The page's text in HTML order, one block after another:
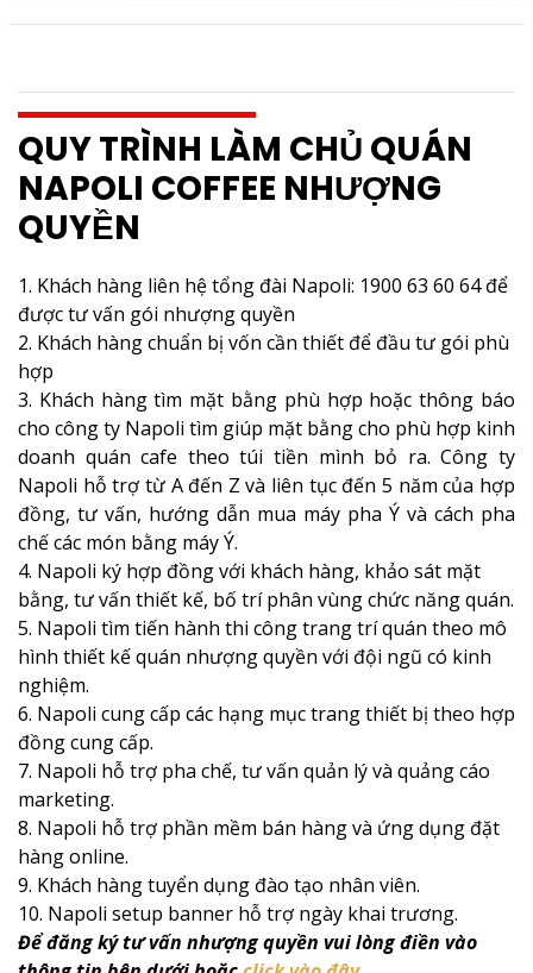
QUY TRÌNH LÀM CHỦ QUÁN
NAPOLI COFFEE NHƯỢNG
QUYỀN
1. Khách hàng liên hệ tổng đài Napoli: 1900 63 60 64 để
được tư vấn gói nhượng quyền
2. Khách hàng chuẩn bị vốn cần thiết để đầu tư gói phù
hợp
3. Khách hàng tìm mặt bằng phù hợp hoặc thông báo
cho công ty Napoli tìm giúp mặt bằng cho phù hợp kinh
doanh quán cafe theo túi tiền mình bỏ ra. Công ty
Napoli hỗ trợ từ A đến Z và liên tục đến 5 năm của hợp
đồng, tư vấn, hướng dẫn mua máy pha Ý và cách pha
chế các món bằng máy Ý.
4. Napoli ký hợp đồng với khách hàng, khảo sát mặt
bằng, tư vấn thiết kế, bố trí phân vùng chức năng quán.
5. Napoli tìm tiến hành thi công trang trí quán theo mô
hình thiết kế quán nhượng quyền với đội ngũ có kinh
nghiệm.
6. Napoli cung cấp các hạng mục trang thiết bị theo hợp
đồng cung cấp.
7. Napoli hỗ trợ pha chế, tư vấn quản lý và quảng cáo
marketing.
8. Napoli hỗ trợ phần mềm bán hàng và ứng dụng đặt
hàng online.
9. Khách hàng tuyển dụng đào tạo nhân viên.
10. Napoli setup banner hỗ trợ ngày khai trương.
Để đăng ký tư vấn nhượng quyền vui lòng điền vào